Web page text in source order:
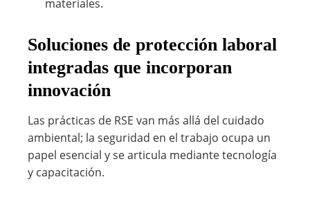
materiales.
Soluciones de protección laboral
integradas que incorporan
innovación
Las prácticas de RSE van más allá del cuidado
ambiental; la seguridad en el trabajo ocupa un
papel esencial y se articula mediante tecnología
y capacitación.